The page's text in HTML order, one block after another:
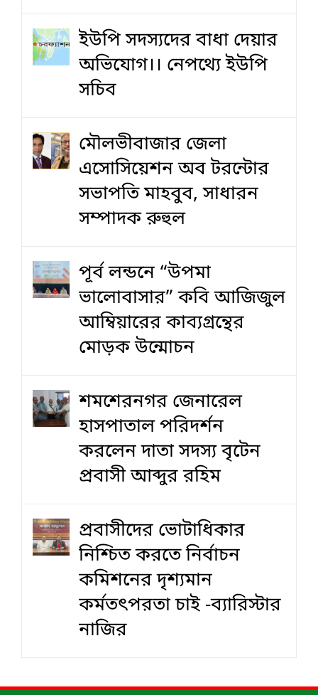
ইউপি সদস্যদের বাধা দেয়ার
অভিযোগ।। নেপথ্যে ইউপি
সচিব
মৌলভীবাজার জেলা
এসোসিয়েশন অব টরন্টোর
সভাপতি মাহবুব, সাধারন
সম্পাদক রুহুল
পূর্ব লন্ডনে “উপমা
ভালোবাসার” কবি আজিজুল
আম্বিয়ারের কাব্যগ্রন্থের
মোড়ক উন্মোচন
শমশেরনগর জেনারেল
হাসপাতাল পরিদর্শন
করলেন দাতা সদস্য বৃটেন
প্রবাসী আব্দুর রহিম
প্রবাসীদের ভোটাধিকার
নিশ্চিত করতে নির্বাচন
কমিশনের দৃশ‍্যমান
কর্মতৎপরতা চাই -ব্যারিস্টার
নাজির